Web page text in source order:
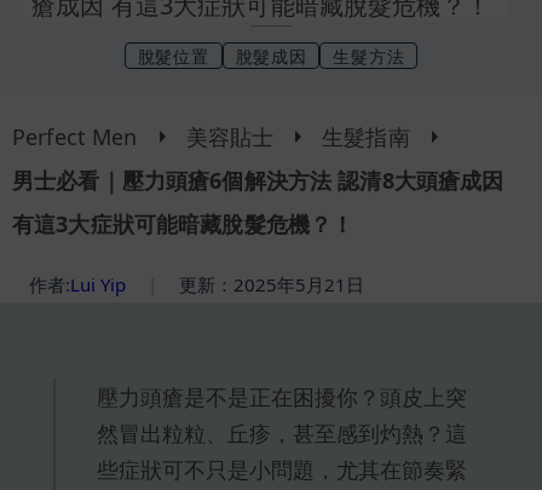
脫髮位置 脫髮成因 生髮方法
Perfect Men 美容貼士
生髮指南
男士必看｜壓力頭瘡6個解決方法 認清8大頭瘡成因
有這3大症狀可能暗藏脫髮危機？！
作者:Lui Yip 更新：2025年5月21日
壓力頭瘡是不是正在困擾你？頭皮上突
然冒出粒粒、丘疹，甚至感到灼熱？這
些症狀可不只是小問題，尤其在節奏緊